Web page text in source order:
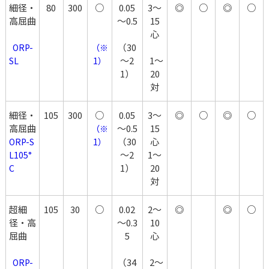
細径・
高屈曲
SL
80 300 ○
（※
1）
0.05
～0.5
（30
～2
1）
3～
15
心
20
対
◎ ○ ◎ ○
細径・
高屈曲
ORP-S
L105°
C
105 300 ○
（※
1）
0.05
～0.5
（30
～2
1）
3～
15
心
1～
20
対
◎ ○ ◎ ○
超細
径・高
屈曲
105 30 ○
0.02
～0.3
5
（34
2～
10
心
◎ ◎ ○